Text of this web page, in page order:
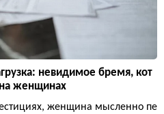
невидимое бремя, кот
женщинах
женщина мысленно пе